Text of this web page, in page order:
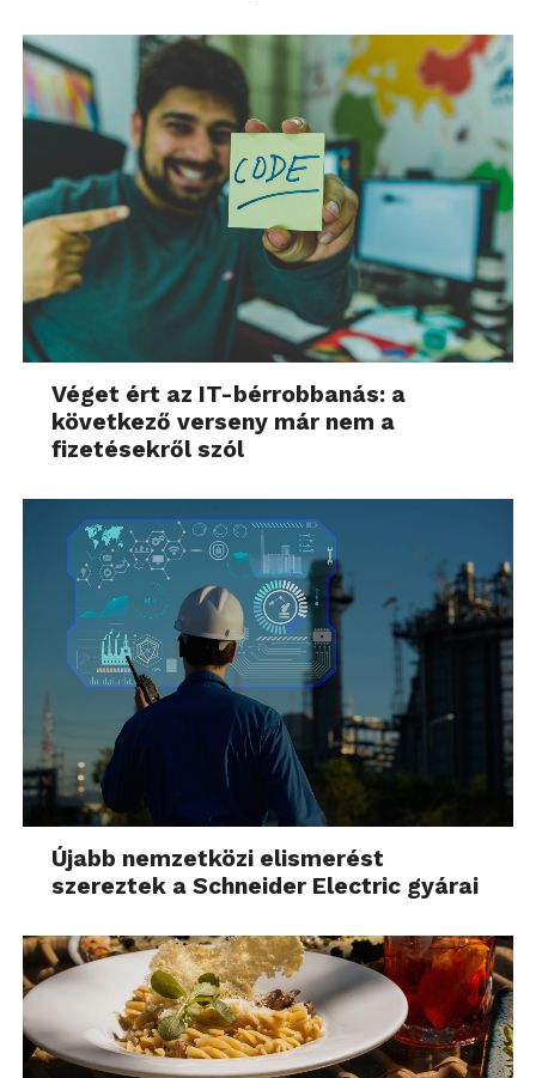
Véget ért az IT-bérrobbanás: a
következő verseny már nem a
fizetésekről szól
Újabb nemzetközi elismerést
szereztek a Schneider Electric gyárai